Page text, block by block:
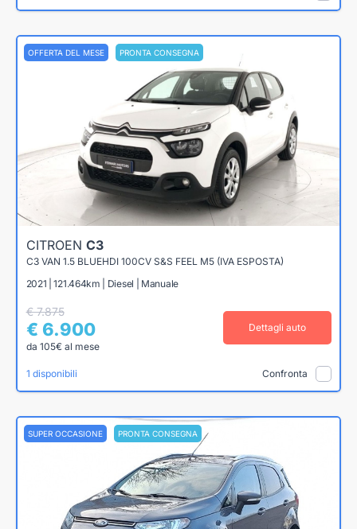
OFFERTA DEL MESE PRONTA CONSEGNA
CITROEN C3
C3 VAN 1.5 BLUEHDI 100CV S&S FEEL M5 (IVA ESPOSTA)
2021 | 121.464km | Diesel | Manuale
€ 7.875
€ 6.900
da 105€ al mese
Dettagli auto
1 disponibili Confronta
SUPER OCCASIONE PRONTA CONSEGNA